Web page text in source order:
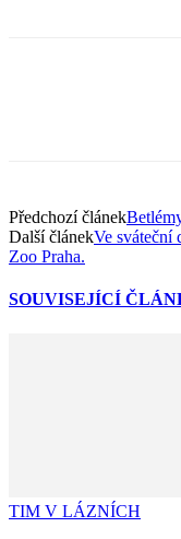
Předchozí článek
Další článekVe sváteční
Zoo Praha.
SOUVISEJÍCÍ
TIM V LÁZNÍCH